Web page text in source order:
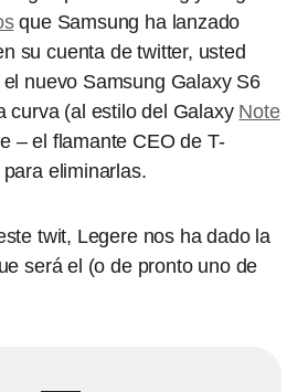
que Samsung ha lanzado
su cuenta de twitter, usted
nuevo Samsung Galaxy S6
curva (al estilo del Galaxy Note
– el flamante CEO de T-
eliminarlas.
twit, Legere nos ha dado la
será el (o de pronto uno de